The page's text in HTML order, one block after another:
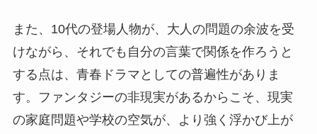
また、10代の登場人物が、大人の問題の余波を受
けながら、それでも自分の言葉で関係を作ろうと
する点は、青春ドラマとしての普遍性がありま
す。ファンタジーの非現実があるからこそ、現実
の家庭問題や学校の空気が、より強く浮かび上が